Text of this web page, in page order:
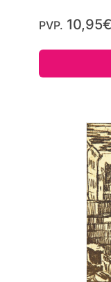
PVP. 10,95€